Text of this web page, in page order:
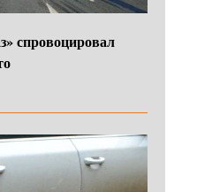
спровоцировал